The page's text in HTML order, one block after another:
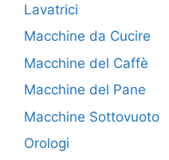
Lavatrici
Macchine da Cucire
Macchine del Caffè
Macchine del Pane
Macchine Sottovuoto
Orologi